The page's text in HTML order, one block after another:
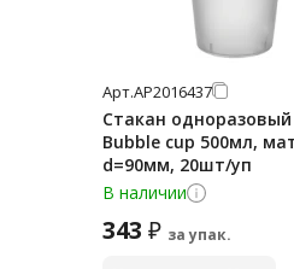
Арт.АР2016437
Стакан
Bubble cup 500мл,
d=90мм, 20шт/уп
В наличии
343 ₽ за упак.